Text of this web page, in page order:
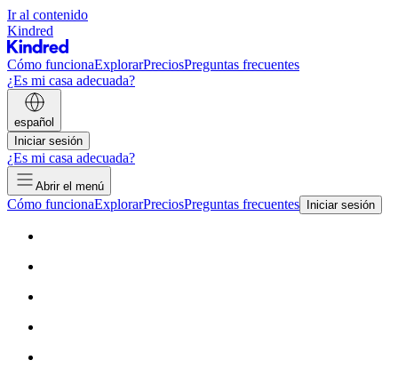
Ir al contenido
Kindred
Cómo funcionaExplorarPreciosPreguntas frecuentes
¿Es mi casa adecuada?
español
Iniciar sesión
¿Es mi casa adecuada?
Abrir el menú
Cómo funcionaExplorarPreciosPreguntas frecuentes Iniciar sesión